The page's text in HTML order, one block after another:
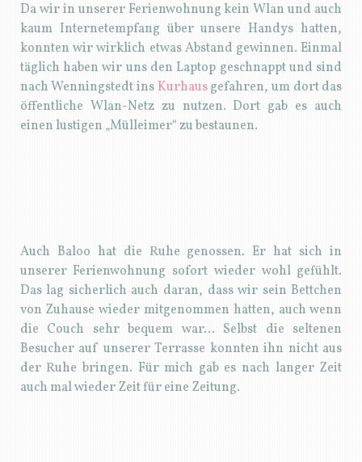
Da wir in unserer Ferienwohnung kein Wlan und auch
kaum Internetempfang über unsere Handys hatten,
konnten wir wirklich etwas Abstand gewinnen. Einmal
täglich haben wir uns den Laptop geschnappt und sind
nach Wenningstedt ins Kurhausgefahren, um dort das
öffentliche Wlan-Netz zu nutzen. Dort gab es auch
einen lustigen „Mülleimer“ zu bestaunen.
Auch Baloo hat die Ruhe genossen. Er hat sich in
unserer Ferienwohnung sofort wieder wohl gefühlt.
Das lag sicherlich auch daran, dass wir sein Bettchen
von Zuhause wieder mitgenommen hatten, auch wenn
die Couch sehr bequem war… Selbst die seltenen
Besucher auf unserer Terrasse konnten ihn nicht aus
der Ruhe bringen. Für mich gab es nach langer Zeit
auch mal wieder Zeit für eine Zeitung.